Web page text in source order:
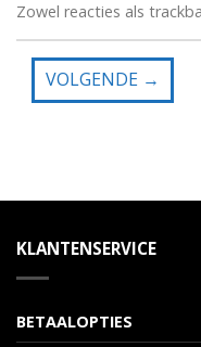
Zowel reacties als
VOLGENDE →
KLANTENSERVICE
BETAALOPTIES